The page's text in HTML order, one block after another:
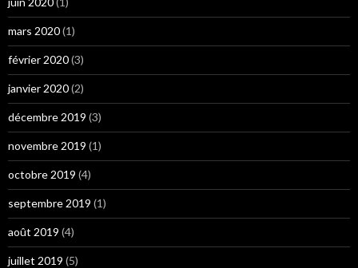
mars 2020(1)
février 2020(3)
janvier 2020(2)
décembre 2019 (3)
novembre 2019 (1)
octobre 2019 (4)
septembre 2019 (1)
août 2019 (4)
juillet 2019 (5)